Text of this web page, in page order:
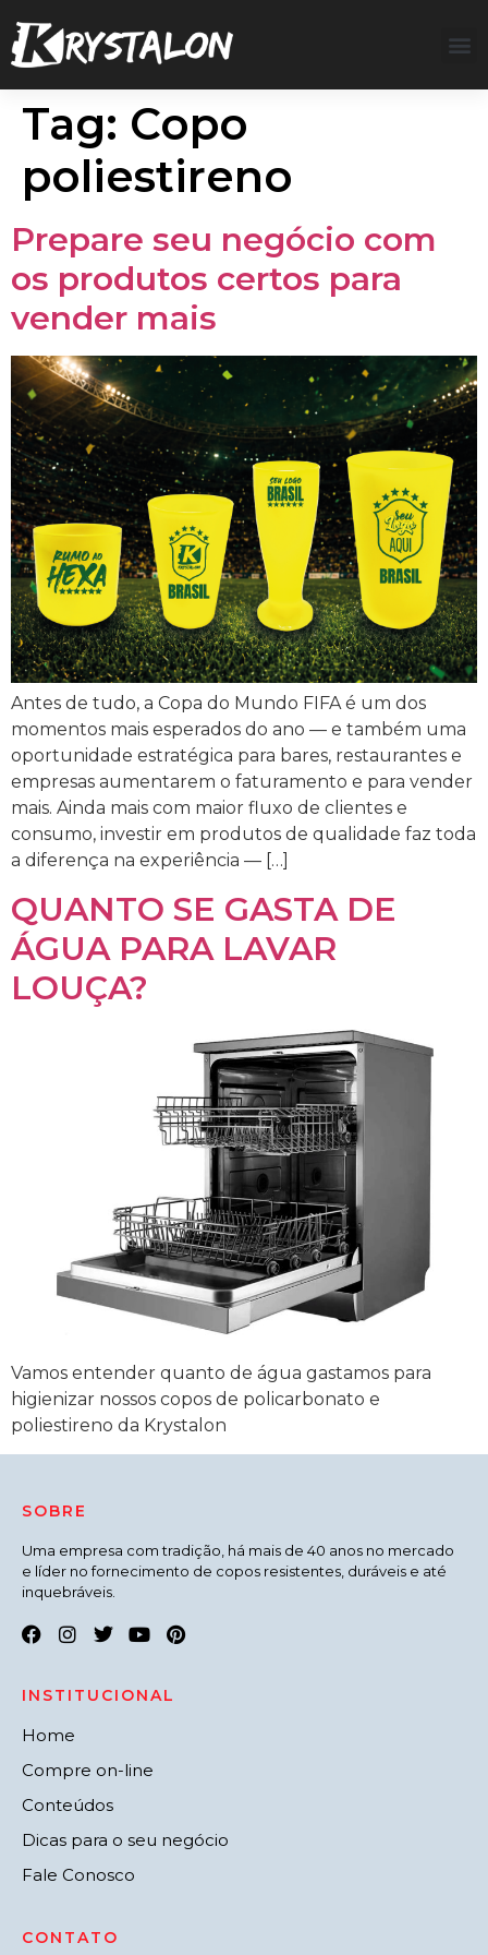
Tag: Copo
poliestireno
Prepare seu negócio com
os produtos certos para
vender mais
Antes de tudo, a Copa do Mundo FIFA é um dos
momentos mais esperados do ano — e também uma
oportunidade estratégica para bares, restaurantes e
empresas aumentarem o faturamento e para vender
mais. Ainda mais com maior fluxo de clientes e
consumo, investir em produtos de qualidade faz toda
a diferença na experiência — […]
QUANTO SE GASTA DE
ÁGUA PARA LAVAR
LOUÇA?
Vamos entender quanto de água gastamos para
higienizar nossos copos de policarbonato e
poliestireno da Krystalon
SOBRE
Uma empresa com tradição, há mais de 40 anos no mercado
e líder no fornecimento de copos resistentes, duráveis e até
inquebráveis.
INSTITUCIONAL
Home
Compre on-line
Conteúdos
Dicas para o seu negócio
Fale Conosco
CONTATO